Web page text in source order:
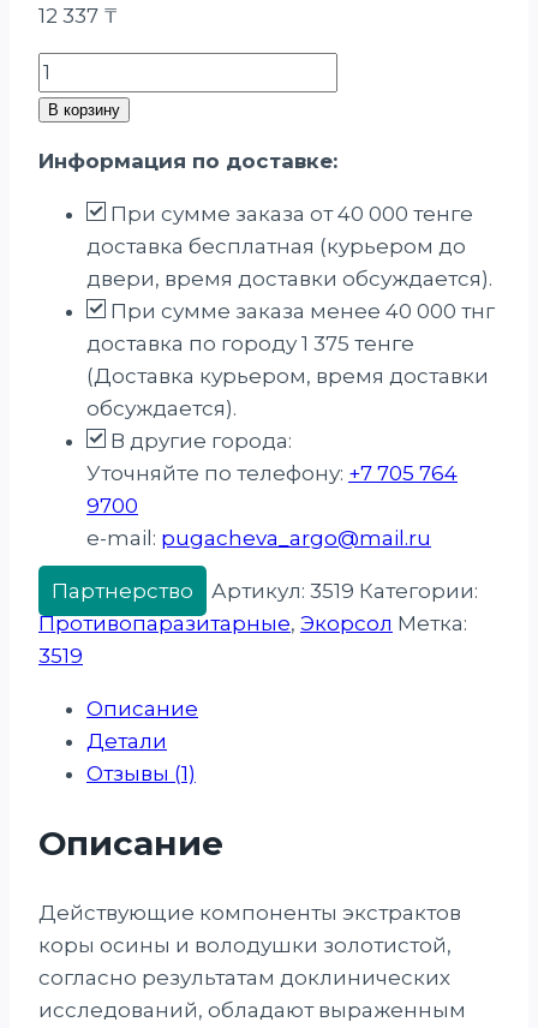
12 337 ₸
В корзину
Информация по доставке:
При сумме заказа от 40 000 тенге
доставка бесплатная (курьером до
двери, время доставки обсуждается).
При сумме заказа менее 40 000 тнг
доставка по городу 1 375 тенге
(Доставка курьером, время доставки
обсуждается).
В другие города:
Уточняйте по телефону: +7 705 764
9700
e-mail: pugacheva_argo@mail.ru
Партнерство Артикул: 3519 Категории:
Противопаразитарные, Экорсол Метка:
3519
Описание
Детали
Отзывы (1)
Описание
Действующие компоненты экстрактов
коры осины и володушки золотистой,
согласно результатам доклинических
исследований, обладают выраженным